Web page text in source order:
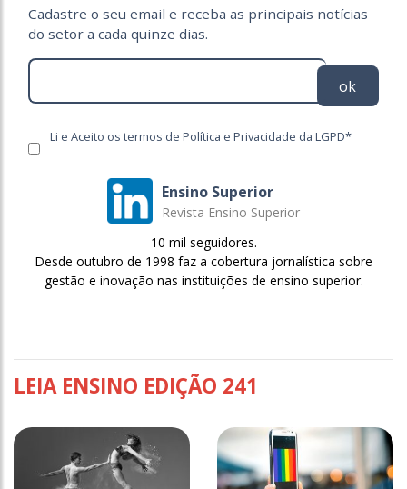
Cadastre o seu email e receba as principais notícias
do setor a cada quinze dias.
ok
Li e Aceito os termos de Política e Privacidade da LGPD*
Ensino Superior
Revista Ensino Superior
10 mil seguidores.
Desde outubro de 1998 faz a cobertura jornalística sobre
gestão e inovação nas instituições de ensino superior.
LEIA ENSINO EDIÇÃO 241